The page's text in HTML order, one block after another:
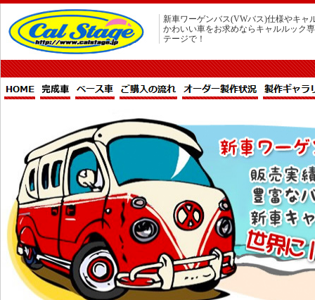
新車ワーゲンバス(VWバス)仕様やキャ
かわいい車をお求めならキャルルック
テージで！